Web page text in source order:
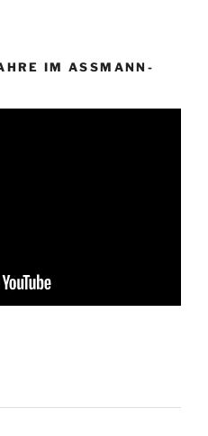
IM ASSMANN-